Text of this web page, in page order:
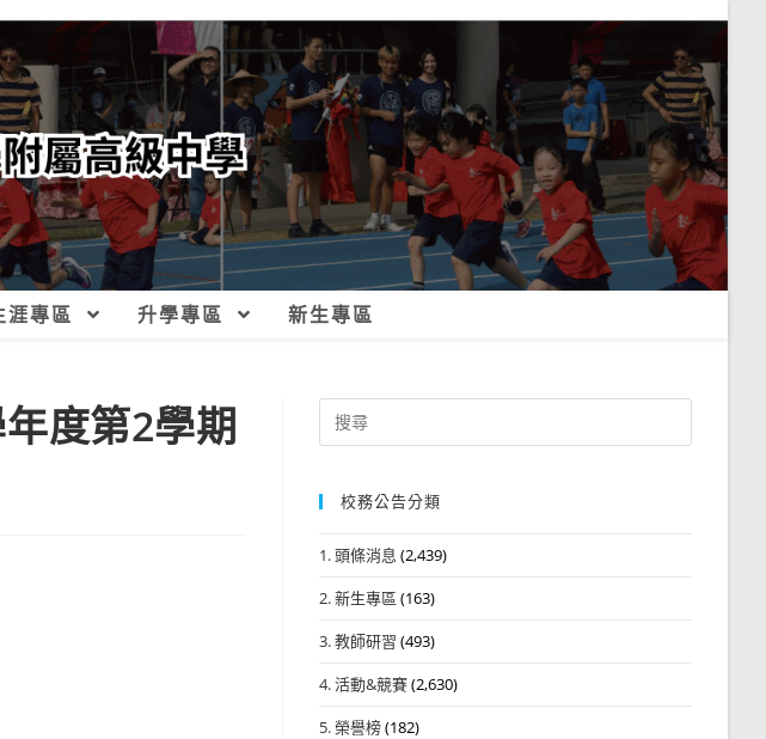
涯專區 升學專區 新生專區
度第2學期
Search
for:
校務公告分類
1. 頭條消息 (2,439)
2. 新生專區 (163)
3. 教師研習 (493)
4. 活動&競賽(2,630)
5. 榮譽榜(182)